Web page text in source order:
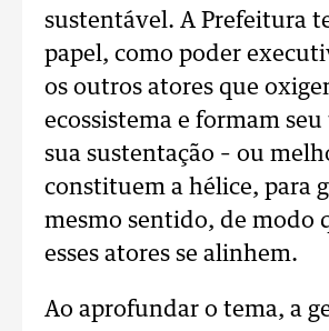
sustentável. A Prefeitura
papel, como poder
os outros atores que
ecossistema e formam
sua sustentação – ou
constituem a hélice, para
mesmo sentido, de modo
esses atores se alinhem.
Ao aprofundar o tema, a